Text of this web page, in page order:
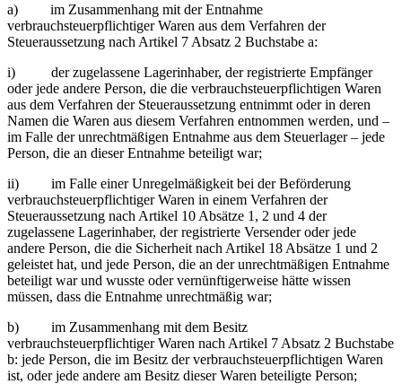
a) im Zusammenhang mit der Entnahme
verbrauchsteuerpflichtiger Waren aus dem Verfahren der
Steueraussetzung nach Artikel 7 Absatz 2 Buchstabe a:
i) der zugelassene Lagerinhaber, der registrierte Empfänger
oder jede andere Person, die die verbrauchsteuerpflichtigen Waren
aus dem Verfahren der Steueraussetzung entnimmt oder in deren
Namen die Waren aus diesem Verfahren entnommen werden, und –
im Falle der unrechtmäßigen Entnahme aus dem Steuerlager – jede
Person, die an dieser Entnahme beteiligt war;
ii) im Falle einer Unregelmäßigkeit bei der Beförderung
verbrauchsteuerpflichtiger Waren in einem Verfahren der
Steueraussetzung nach Artikel 10 Absätze 1, 2 und 4 der
zugelassene Lagerinhaber, der registrierte Versender oder jede
andere Person, die die Sicherheit nach Artikel 18 Absätze 1 und 2
geleistet hat, und jede Person, die an der unrechtmäßigen Entnahme
beteiligt war und wusste oder vernünftigerweise hätte wissen
müssen, dass die Entnahme unrechtmäßig war;
b) im Zusammenhang mit dem Besitz
verbrauchsteuerpflichtiger Waren nach Artikel 7 Absatz 2 Buchstabe
b: jede Person, die im Besitz der verbrauchsteuerpflichtigen Waren
ist, oder jede andere am Besitz dieser Waren beteiligte Person;